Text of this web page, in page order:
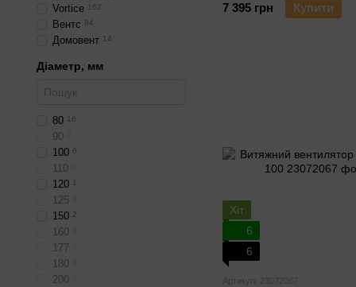
7 395 грн
Купити
Хіт
6
6
Артикул: 23072067
Vortice 162
Вентс 84
Домовент 14
Діаметр, мм
80 16
90
100 6
110
120 1
125
150 2
160
177
180
200